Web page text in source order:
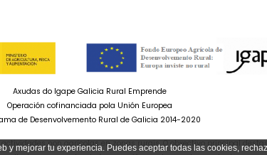
y mejorar tu experiencia. Puedes aceptar todas las cookies,
Axudas do Igape Galicia Rural Emprende
Operación cofinanciada pola Unión Europea
de Desenvolvemento Rural de Galicia 2014-2020
non agrícolas en zonas rurais. O obxectivo principal